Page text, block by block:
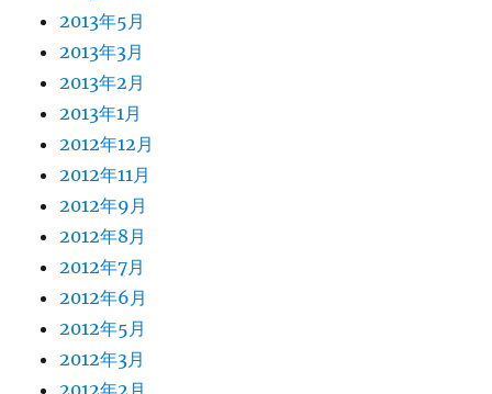
2013年5月
2013年3月
2013年2月
2013年1月
2012年12月
2012年11月
2012年9月
2012年8月
2012年7月
2012年6月
2012年5月
2012年3月
2012年2月